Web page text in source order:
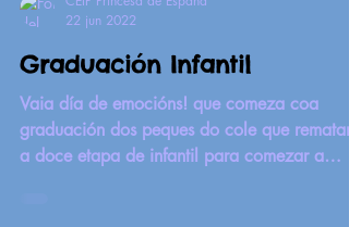
22 jun 2022
Graduación Infantil
Vaia día de emocións! que comeza coa
graduación dos peques do cole que rematan
a doce etapa de infantil para comezar a